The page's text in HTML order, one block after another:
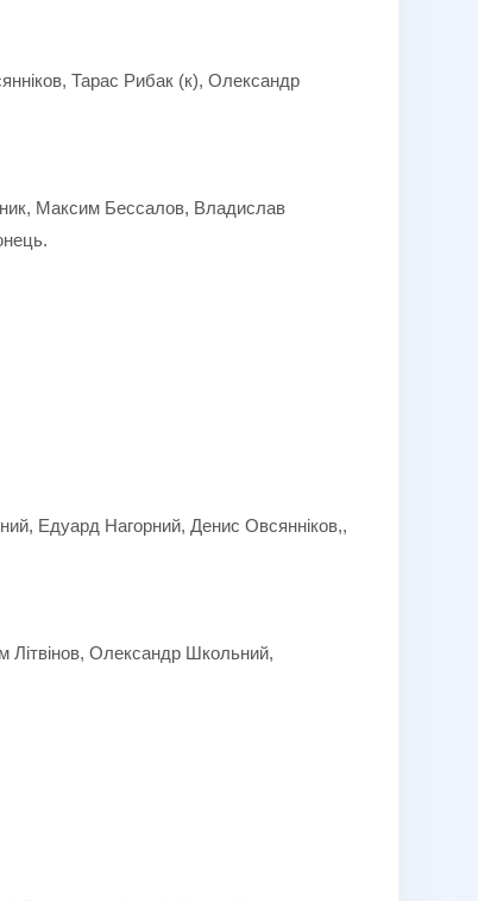
Тарас Рибак (к), Олександр
Максим Бессалов, Владислав
Едуард Нагорний, Денис Овсянніков,,
Літвінов, Олександр Школьний,